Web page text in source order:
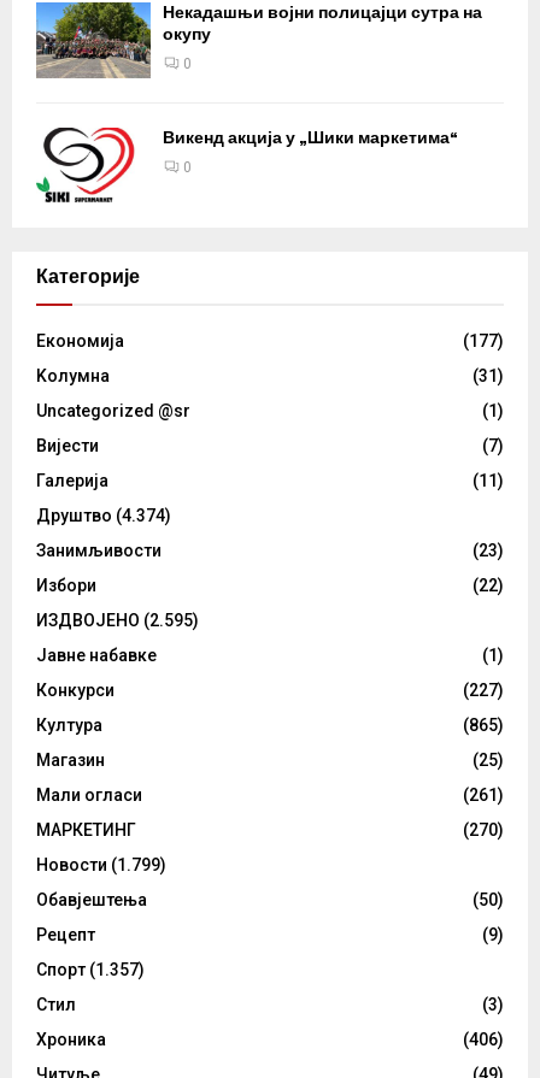
Некадашњи војни полицајци сутра на
окупу
0
Викенд акција у „Шики маркетима“
0
Категорије
Eкономија
(177)
Kолумнa
(31)
Uncategorized @sr
(1)
Вијести
(7)
Галерија
(11)
Друштво (4.374)
Занимљивости
(23)
Избори
(22)
ИЗДВОЈЕНО (2.595)
Јавне набавке
(1)
Конкурси
(227)
Култура
(865)
Магазин
(25)
Мали огласи
(261)
МАРКЕТИНГ
(270)
Новости (1.799)
Обавјештења
(50)
Рецепт
(9)
Спорт (1.357)
Стил
(3)
Хроника
(406)